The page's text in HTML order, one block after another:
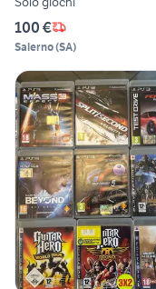
100 €
Salerno(SA)